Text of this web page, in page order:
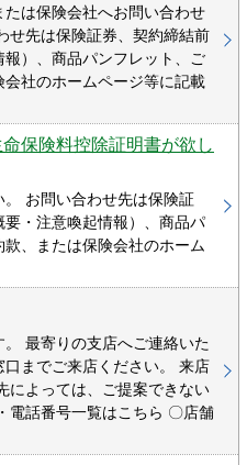
は保険会社へお問い合わせ
せ先は保険証券、契約締結前
）、商品パンフレット、ご
社のホームページ等に記載
保険料控除証明書が欲し
お問い合わせ先は保険証
・注意喚起情報）、商品パ
、または保険会社のホーム
最寄りの支店へご連絡いた
までご来店ください。 来店
よっては、ご提案できない
電話番号一覧はこちら 〇店舗